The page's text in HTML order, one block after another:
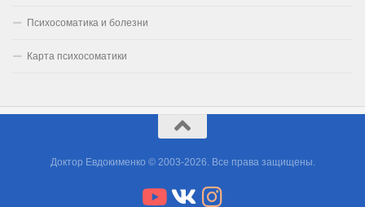
Психосоматика и болезни
Карта психосоматики
Доктор Евдокименко © 2003-2026. Все права защищены.